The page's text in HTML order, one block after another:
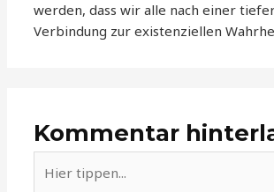
werden, dass wir alle nach einer
Verbindung zur existenziellen
Kommentar
tippen...